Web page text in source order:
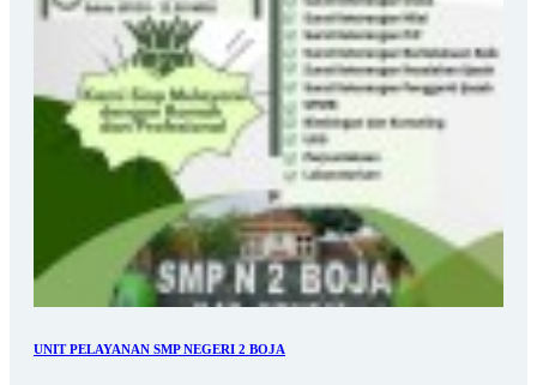
UNIT PELAYANAN SMP NEGERI 2 BOJA